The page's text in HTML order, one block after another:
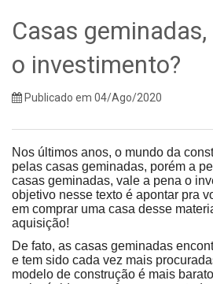
Casas
o investimento?
Publicado em 04/Ago/2020
Nos últimos anos, o mundo da
pelas casas geminadas, porém a
casas geminadas, vale a pena o
objetivo nesse texto é apontar pra
em comprar uma casa desse
aquisição!
De fato, as casas geminadas
e tem sido cada vez mais
modelo de construção é mais